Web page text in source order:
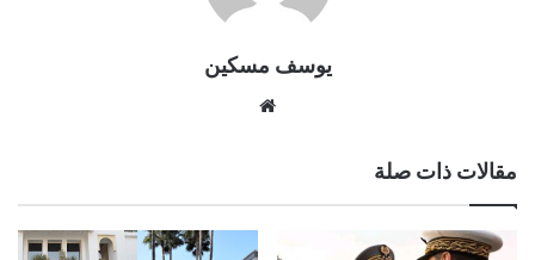
يوسف مسكين
مقالات ذات صلة